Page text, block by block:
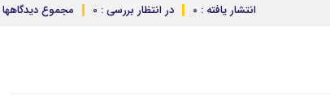
مجموع دیدگاهها در انتظار بررسی : 0 انتشار یافته : 0